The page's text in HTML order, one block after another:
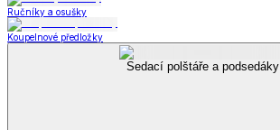
Ručníky a osušky
Koupelnové předložky
Sedací polštáře a podsedáky